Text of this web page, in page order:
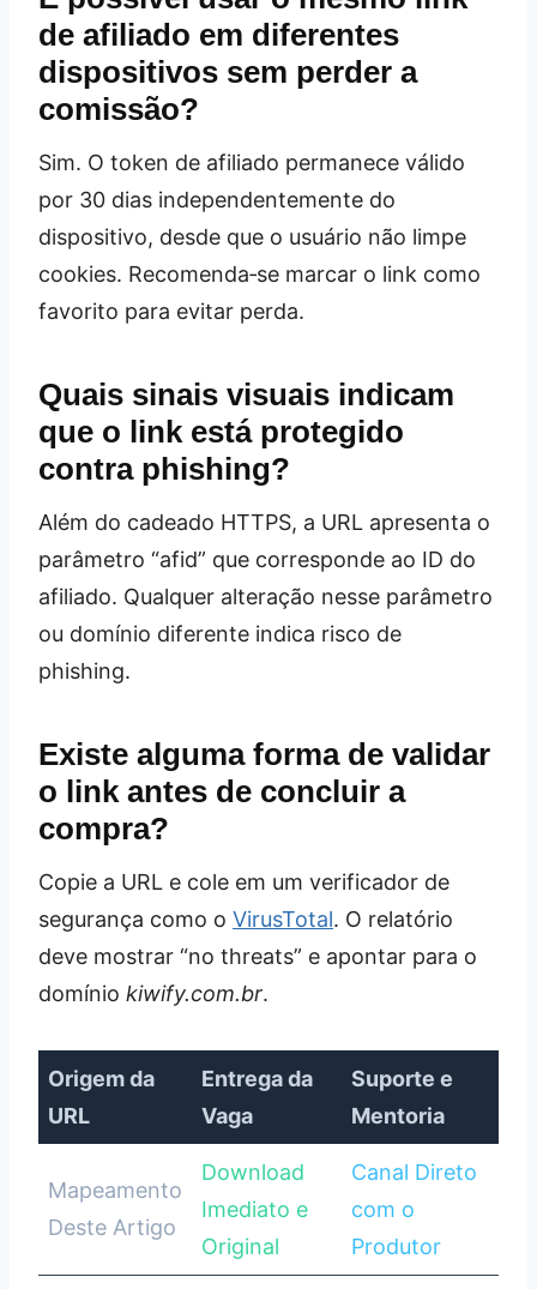
de afiliado em diferentes
dispositivos sem perder a
comissão?
Sim. O token de afiliado permanece válido
por 30 dias independentemente do
dispositivo, desde que o usuário não limpe
cookies. Recomenda‑se marcar o link como
favorito para evitar perda.
Quais sinais visuais indicam
que o link está protegido
contra phishing?
Além do cadeado HTTPS, a URL apresenta o
parâmetro “afid” que corresponde ao ID do
afiliado. Qualquer alteração nesse parâmetro
ou domínio diferente indica risco de
phishing.
Existe alguma forma de validar
o link antes de concluir a
compra?
Copie a URL e cole em um verificador de
segurança como o VirusTotal. O relatório
deve mostrar “no threats” e apontar para o
domínio kiwify.com.br.
Origem da
URL
Entrega da
Vaga
Suporte e
Mentoria
Mapeamento
Deste Artigo
Download
Imediato e
Original
Canal Direto
com o
Produtor